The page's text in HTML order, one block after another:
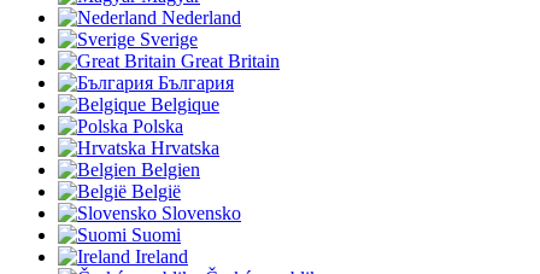
Nederland
Sverige
Great Britain
България
Belgique
Polska
Hrvatska
Belgien
België
Slovensko
Suomi
Ireland